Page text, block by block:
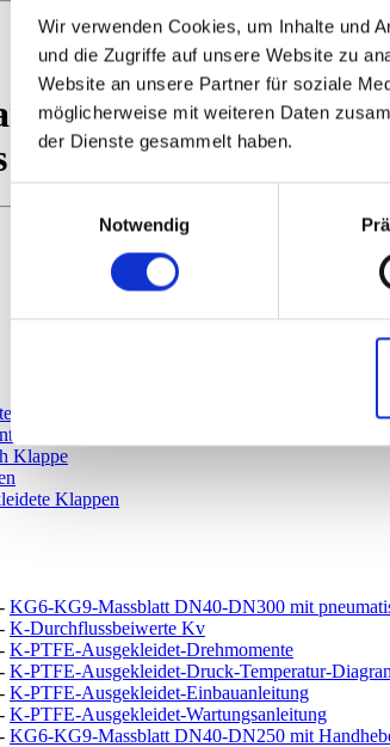
Wir verwenden Cookies, um Inhalte und
und die Zugriffe auf unsere Website zu
Website an unsere Partner für soziale
möglicherweise mit weiteren Daten
der Dienste gesammelt haben.
Notwendig
Klappen
Klappen
Klappe
Klappen
KG6-KG9-Massblatt DN40-DN300 mit
K-Durchflussbeiwerte Kv
K-PTFE-Ausgekleidet-Drehmomente
K-PTFE-Ausgekleidet-Druck-Temperatur-
K-PTFE-Ausgekleidet-Einbauanleitung
K-PTFE-Ausgekleidet-Wartungsanleitung
KG6-KG9-Massblatt DN40-DN250 mit